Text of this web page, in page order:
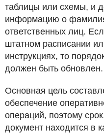
таблицы или схемы, и
информацию о
ответственных лиц.
штатном расписании
инструкциях, то
должен быть обновлен.
Основная цель
обеспечение
операций, поэтому
документ находится в